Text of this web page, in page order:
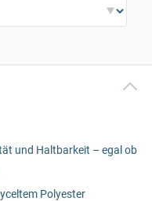
und Haltbarkeit – egal ob
Polyester